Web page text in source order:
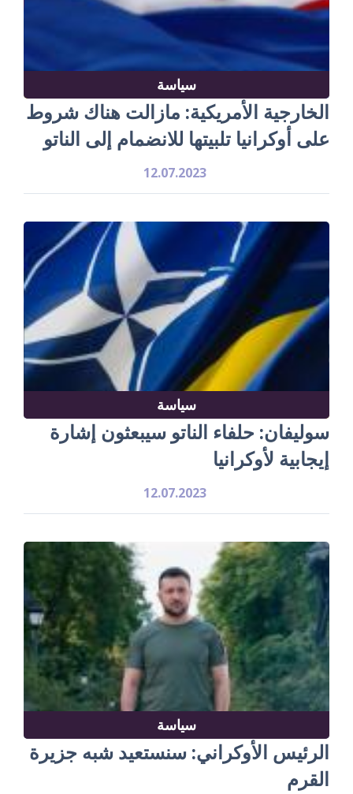
سياسة
الخارجية الأمريكية: مازالت هناك شروط
على أوكرانيا تلبيتها للانضمام إلى الناتو
12.07.2023
سياسة
سوليفان: حلفاء الناتو سيبعثون إشارة
إيجابية لأوكرانيا
12.07.2023
سياسة
الرئيس الأوكراني: سنستعيد شبه جزيرة
القرم